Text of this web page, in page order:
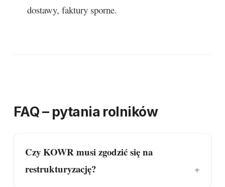
dostawy, faktury sporne.
FAQ – pytania rolników
Czy KOWR musi zgodzić się na
restrukturyzację?